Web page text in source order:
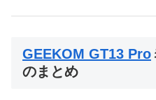
GEEKOM GT13 Pro
のまとめ